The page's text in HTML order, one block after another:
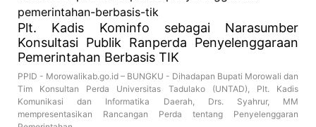
Plt. Kadis Kominfo sebagai Narasumber
Konsultasi Publik Ranperda Penyelenggaraan
Pemerintahan Berbasis TIK
PPID - Morowalikab.go.id – BUNGKU - Dihadapan Bupati Morowali dan
Tim Konsultan Perda Universitas Tadulako (UNTAD), Plt. Kadis
Komunikasi dan Informatika Daerah, Drs. Syahrur, MM
mempresentasikan Rancangan Perda tentang Penyelenggaran